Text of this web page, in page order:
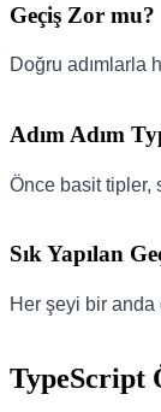
Geçiş Zor mu?
Doğru adımlarla
Adım Adım
Önce basit tipler,
Sık Yapılan
Her şeyi bir anda
TypeScript